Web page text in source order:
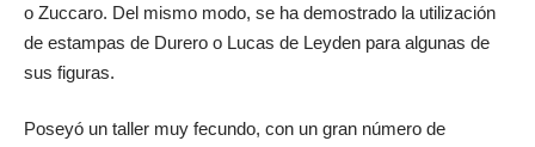
o Zuccaro. Del mismo modo, se ha demostrado la utilización
de estampas de Durero o Lucas de Leyden para algunas de
sus figuras.
Poseyó un taller muy fecundo, con un gran número de